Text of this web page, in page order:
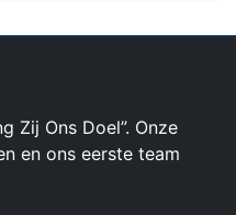
Zij Ons Doel”. Onze
en ons eerste team